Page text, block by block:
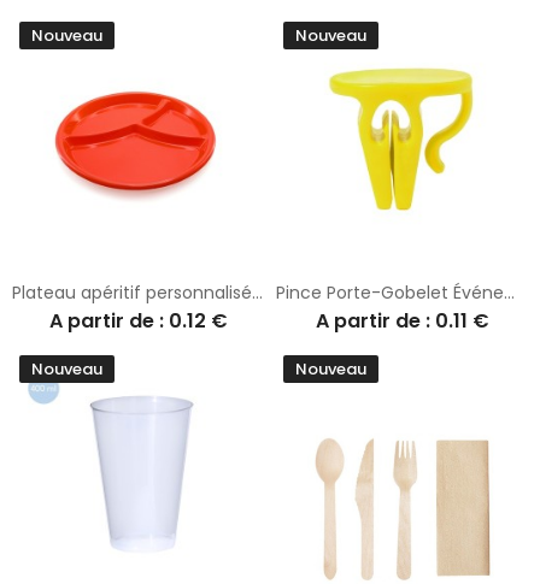
Nouveau
Plateau apéritif personnalisé Zeka
A partir de : 0.12 €
Nouveau
Pince Porte-Gobelet Événementiel Personnalisée pas cher - Tusca
A partir de : 0.11 €
Nouveau Nouveau